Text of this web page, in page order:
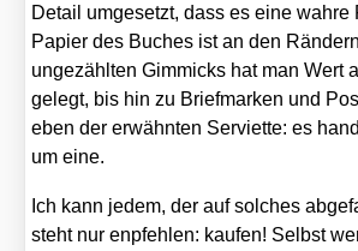
Detail umge­setzt, dass es eine wah­re
Papier des Buches ist an den
unge­zähl­ten Gim­micks hat man Wert
gelegt, bis hin zu Brief­mar­ken und
eben der erwähn­ten Ser­vi­et­te: es
um eine.
Ich kann jedem, der auf sol­ches
steht nur enpfeh­len: kau­fen! Selbst